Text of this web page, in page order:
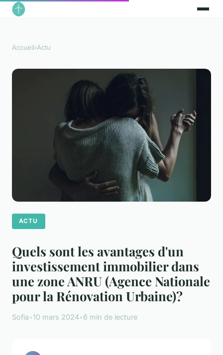
Accueil›Actu
ACTU
Quels sont les avantages d'un
investissement immobilier dans
une zone ANRU (Agence Nationale
pour la Rénovation Urbaine)?
Sofia•10 mars 2024•6 min de lecture